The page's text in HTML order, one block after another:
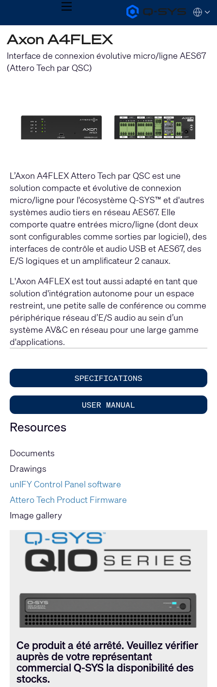
Q-
SYS
MENU
QSYS.com (English)
India (English)
Deutsch
Español
Français
Axon A4FLEX
Interface de connexion évolutive micro/ligne AES67
(Attero Tech par QSC)
L’Axon A4FLEX Attero Tech par QSC est une
solution compacte et évolutive de connexion
micro/ligne pour l'écosystème Q-SYS™ et d'autres
systèmes audio tiers en réseau AES67. Elle
comporte quatre entrées micro/ligne (dont deux
sont configurables comme sorties par logiciel), des
interfaces de contrôle et audio USB et AES67, des
E/S logiques et un amplificateur 2 canaux.
L'Axon A4FLEX est tout aussi adapté en tant que
solution d'intégration autonome pour un espace
restreint, une petite salle de conférence ou comme
périphérique réseau d’E/S audio au sein d’un
système AV&C en réseau pour une large gamme
d'applications.
SPECIFICATIONS
USER MANUAL
Resources
Documents
Drawings
unIFY Control Panel software
Attero Tech Product Firmware
Image gallery
Ce produit a été arrêté. Veuillez vérifier
auprès de votre représentant
commercial Q-SYS la disponibilité des
stocks.